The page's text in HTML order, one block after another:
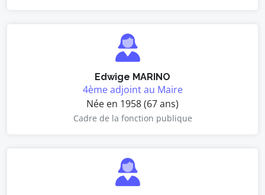
Edwige MARINO
4ème adjoint au Maire
Née en 1958 (67 ans)
Cadre de la fonction publique